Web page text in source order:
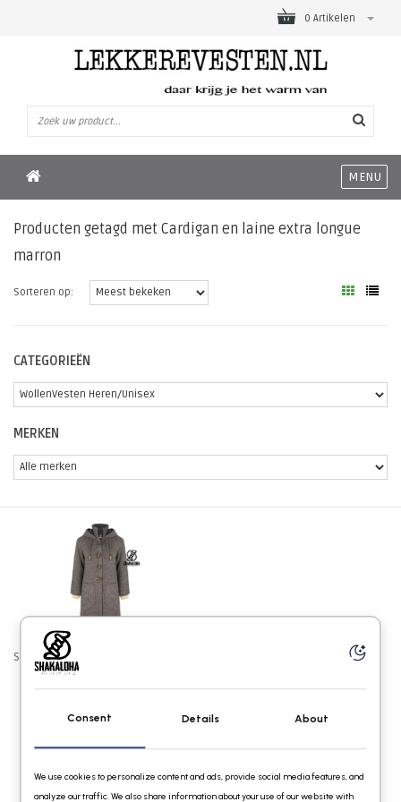
0 Artikelen
MENU
Producten getagd met Cardigan en laine extra longue
marron
Sorteren op:
CATEGORIEËN
MERKEN
Shakaloha W Whistler DLX LBrown
Consent Details About
We use cookies to personalize content and ads, provide social media features, and
analyze our traffic. We also share information about your use of our website with